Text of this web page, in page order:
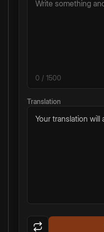
0 / 1500
Translation
Your translation will